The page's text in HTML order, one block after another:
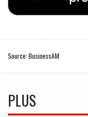
Source: BusinessAM
PLUS